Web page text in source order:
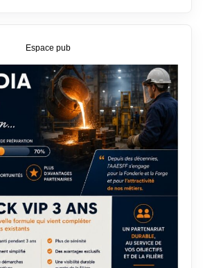
Espace pub